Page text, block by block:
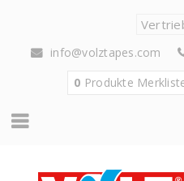
info@volztapes.com
0 Produkte